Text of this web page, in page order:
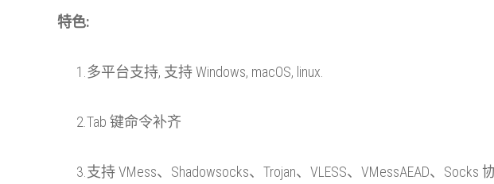
特色:
1.多平台支持, 支持 Windows, macOS, linux.
2.Tab 键命令补齐
3.支持 VMess、Shadowsocks、Trojan、VLESS、VMessAEAD、Socks